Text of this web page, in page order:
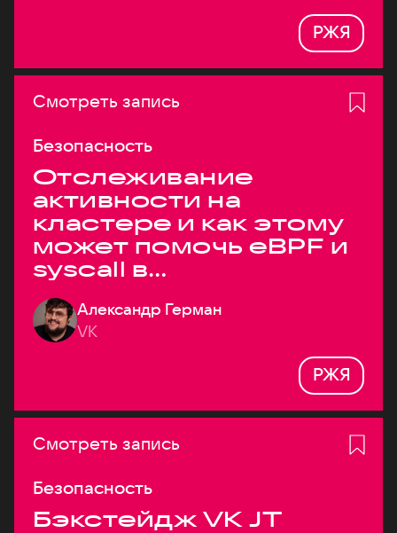
РЖЯ
Смотреть запись
Безопасность
Отслеживание
активности на
кластере и как этому
может помочь eBPF и
syscall в
высоконагруженных
системах
Александр Герман
VK
РЖЯ
Смотреть запись
Безопасность
Бэкстейдж VK JT